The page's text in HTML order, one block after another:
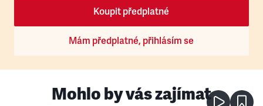
Koupit předplatné
Mám předplatné, přihlásím se
Mohlo by vás zajímat